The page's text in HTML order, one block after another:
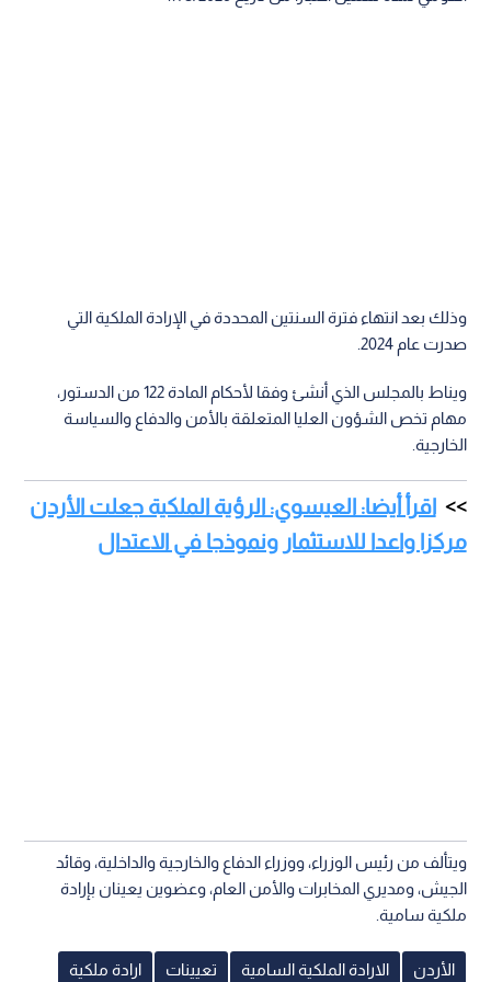
وذلك بعد انتهاء فترة السنتين المحددة في الإرادة الملكية التي
صدرت عام 2024.
ويناط بالمجلس الذي أنشئ وفقا لأحكام المادة 122 من الدستور،
مهام تخص الشؤون العليا المتعلقة بالأمن والدفاع والسياسة
الخارجية.
اقرأ أيضا: العيسوي: الرؤية الملكية جعلت الأردن
مركزا واعدا للاستثمار ونموذجا في الاعتدال
ويتألف من رئيس الوزراء، ووزراء الدفاع والخارجية والداخلية، وقائد
الجيش، ومديري المخابرات والأمن العام، وعضوين يعينان بإرادة
ملكية سامية.
الأردن الارادة الملكية السامية تعيينات ارادة ملكية